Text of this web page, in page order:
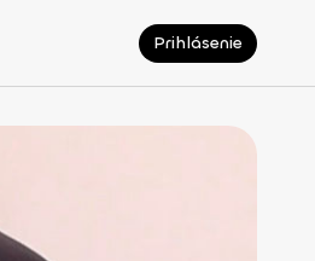
Prihlásenie